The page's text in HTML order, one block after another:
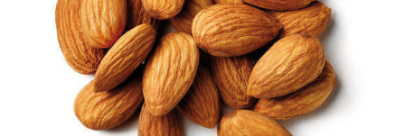
Добавить в корзину